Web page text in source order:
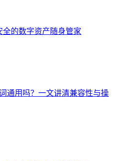
全的数字资产随身管家
通用吗？一文讲清兼容性与操